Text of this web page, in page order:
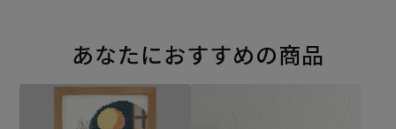
あなたにおすすめの商品